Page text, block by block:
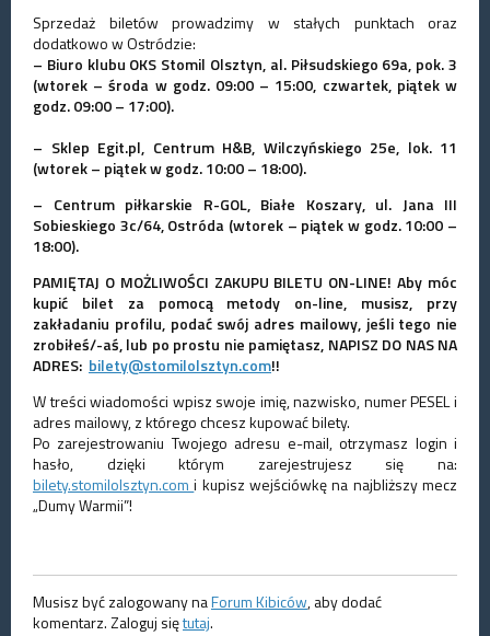
Sprzedaż biletów prowadzimy w stałych punktach oraz
dodatkowo w Ostródzie:
– Biuro klubu OKS Stomil Olsztyn, al. Piłsudskiego 69a, pok. 3
(wtorek – środa w godz. 09:00 – 15:00, czwartek, piątek w
godz. 09:00 – 17:00).
– Sklep Egit.pl, Centrum H&B, Wilczyńskiego 25e, lok. 11
(wtorek – piątek w godz. 10:00 – 18:00).
– Centrum piłkarskie R-GOL, Białe Koszary, ul. Jana III
Sobieskiego 3c/64, Ostróda (wtorek – piątek w godz. 10:00 –
18:00).
PAMIĘTAJ O MOŻLIWOŚCI ZAKUPU BILETU ON-LINE! Aby móc
kupić bilet za pomocą metody on-line, musisz, przy
zakładaniu profilu, podać swój adres mailowy, jeśli tego nie
zrobiłeś/-aś, lub po prostu nie pamiętasz, NAPISZ DO NAS NA
ADRES: bilety@stomilolsztyn.com!!
W treści wiadomości wpisz swoje imię, nazwisko, numer PESEL i
adres mailowy, z którego chcesz kupować bilety.
Po zarejestrowaniu Twojego adresu e-mail, otrzymasz login i
hasło, dzięki którym zarejestrujesz się na:
bilety.stomilolsztyn.comi kupisz wejściówkę na najbliższy mecz
„Dumy Warmii”!
Musisz być zalogowany naForum Kibiców, aby dodać
komentarz. Zaloguj siętutaj.